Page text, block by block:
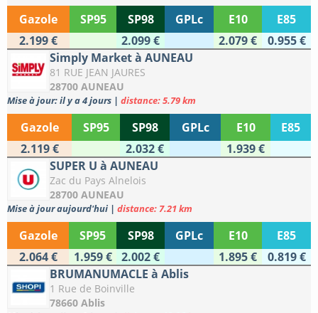
Gazole SP95 SP98 GPLc E10
E85
2.199 €
2.099 € 2.079 €
0.955 €
Simply Market à AUNEAU
81 RUE JEAN JAURES
28700 AUNEAU
Mise à jour: il y a 4 jours | distance: 5.79 km
Gazole SP95 SP98 GPLc E10
E85
2.119 €
2.032 €
1.939 €
SUPER U à AUNEAU
Zac du Pays Alnelois
28700 AUNEAU
Mise à jour aujourd'hui | distance: 7.21 km
Gazole SP95 SP98 GPLc E10
E85
2.064 €
1.959 € 2.002 € 1.895 €
0.819 €
BRUMANUMACLE à Ablis
1 Rue de Boinville
78660 Ablis